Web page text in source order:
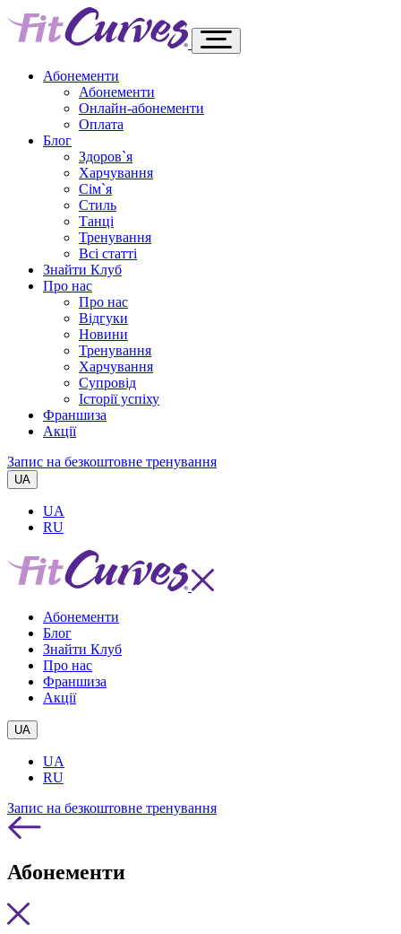
Абонементи
Абонементи
Онлайн-абонементи
Оплата
Блог
Здоров`я
Харчування
Сім`я
Стиль
Танці
Тренування
Всі статті
Знайти Клуб
Про нас
Про нас
Відгуки
Новини
Тренування
Харчування
Супровід
Історії успіху
Франшиза
Акції
Запис на безкоштовне тренування
UA
UA
RU
Абонементи
Блог
Знайти Клуб
Про нас
Франшиза
Акції
UA
UA
RU
Запис на безкоштовне тренування
Абонементи